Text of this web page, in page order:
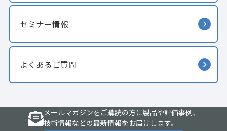
セミナー情報
よくあるご質問
メールマガジンをご購読の方に製品や評価事例、
技術情報などの最新情報をお届けします。